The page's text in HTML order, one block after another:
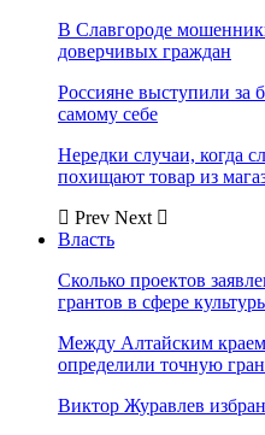
В Славгороде
доверчивых граждан
Россияне выступили за
самому себе
Нередки случаи, когда
похищают товар из
Prev Next
Власть
Сколько проектов
грантов в сфере
Между Алтайским
определили точную
Виктор Журавлев